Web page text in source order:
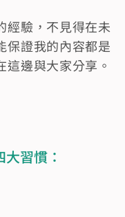
經驗，不見得在未
保證我的內容都是
邊與大家分享。
習慣：